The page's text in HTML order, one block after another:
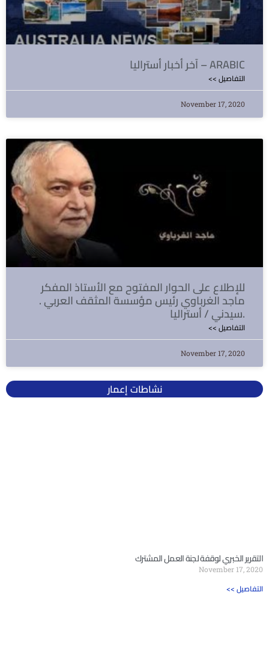
آخر أخبار أستراليا – ARABIC
<< التفاصيل
November 17, 2020
للإطلاع على الحوار المفتوح مع الأستاذ المفكر
ماجد الغرباوي رئيس مؤسسة المثقف العربي .
سيدني / أستراليا.
<< التفاصيل
November 17, 2020
نشاطات إعمار
التقرير الخبري لوقفة لجنة العمل المشترك
November 17, 2020
<< التفاصيل